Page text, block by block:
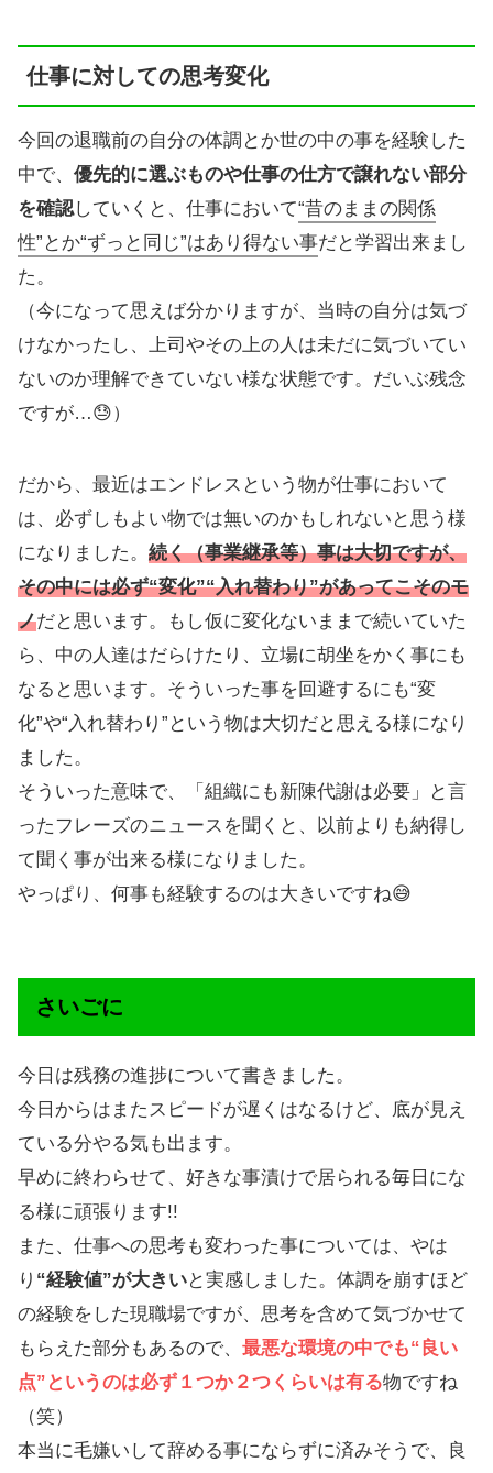
仕事に対しての思考変化
今回の退職前の自分の体調とか世の中の事を経験した
中で、 優先的に選ぶものや仕事の仕方で譲れない部分
を確認していくと、仕事において“昔のままの関係
性”とか“ずっと同じ”はあり得ない事だと学習出来まし
た。
（今になって思えば分かりますが、当時の自分は気づ
けなかったし、上司やその上の人は未だに気づいてい
ないのか理解できていない様な状態です。だいぶ残念
ですが…😓）
だから、最近はエンドレスという物が仕事において
は、必ずしもよい物では無いのかもしれないと思う様
になりました。 続く（事業継承等）事は大切ですが、
その中には必ず“変化”“入れ替わり”があってこそのモ
ノだと思います。もし仮に変化ないままで続いていた
ら、中の人達はだらけたり、立場に胡坐をかく事にも
なると思います。そういった事を回避するにも“変
化”や“入れ替わり”という物は大切だと思える様になり
ました。
そういった意味で、「組織にも新陳代謝は必要」と言
ったフレーズのニュースを聞くと、以前よりも納得し
て聞く事が出来る様になりました。
やっぱり、何事も経験するのは大きいですね😅
さいごに
今日は残務の進捗について書きました。
今日からはまたスピードが遅くはなるけど、底が見え
ている分やる気も出ます。
早めに終わらせて、好きな事漬けで居られる毎日にな
る様に頑張ります!!
また、仕事への思考も変わった事については、やは
り “経験値”が大きいと実感しました。体調を崩すほど
の経験をした現職場ですが、思考を含めて気づかせて
もらえた部分もあるので、 最悪な環境の中でも“良い
点”というのは必ず１つか２つくらいは有る物ですね
（笑）
本当に毛嫌いして辞める事にならずに済みそうで、良